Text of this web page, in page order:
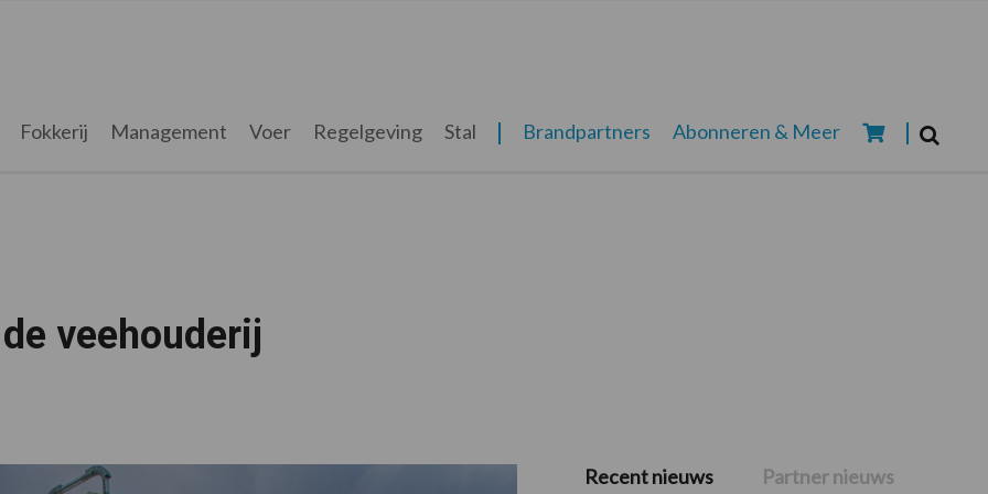
Fokkerij Management Voer Regelgeving Stal Brandpartners Abonneren & Meer
veehouderij
Primaire
Recent nieuws Partner nieuws